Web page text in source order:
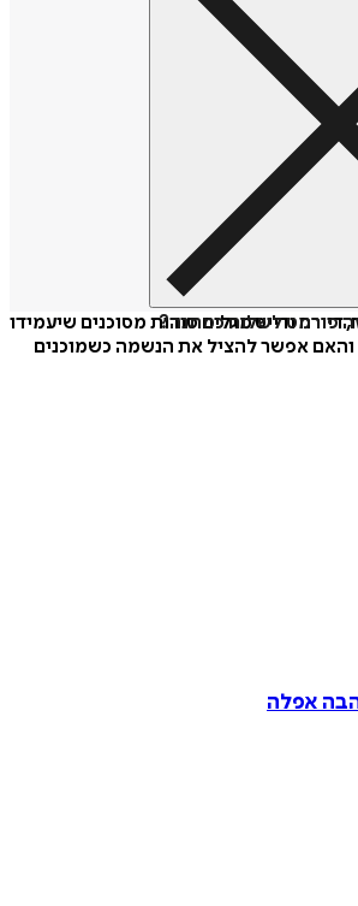
פורמט לשלוח כמתנה?
ודייס מגלים סודות מסוכנים שיעמידו
אפשר להציל את הנשמה כשמוכנים